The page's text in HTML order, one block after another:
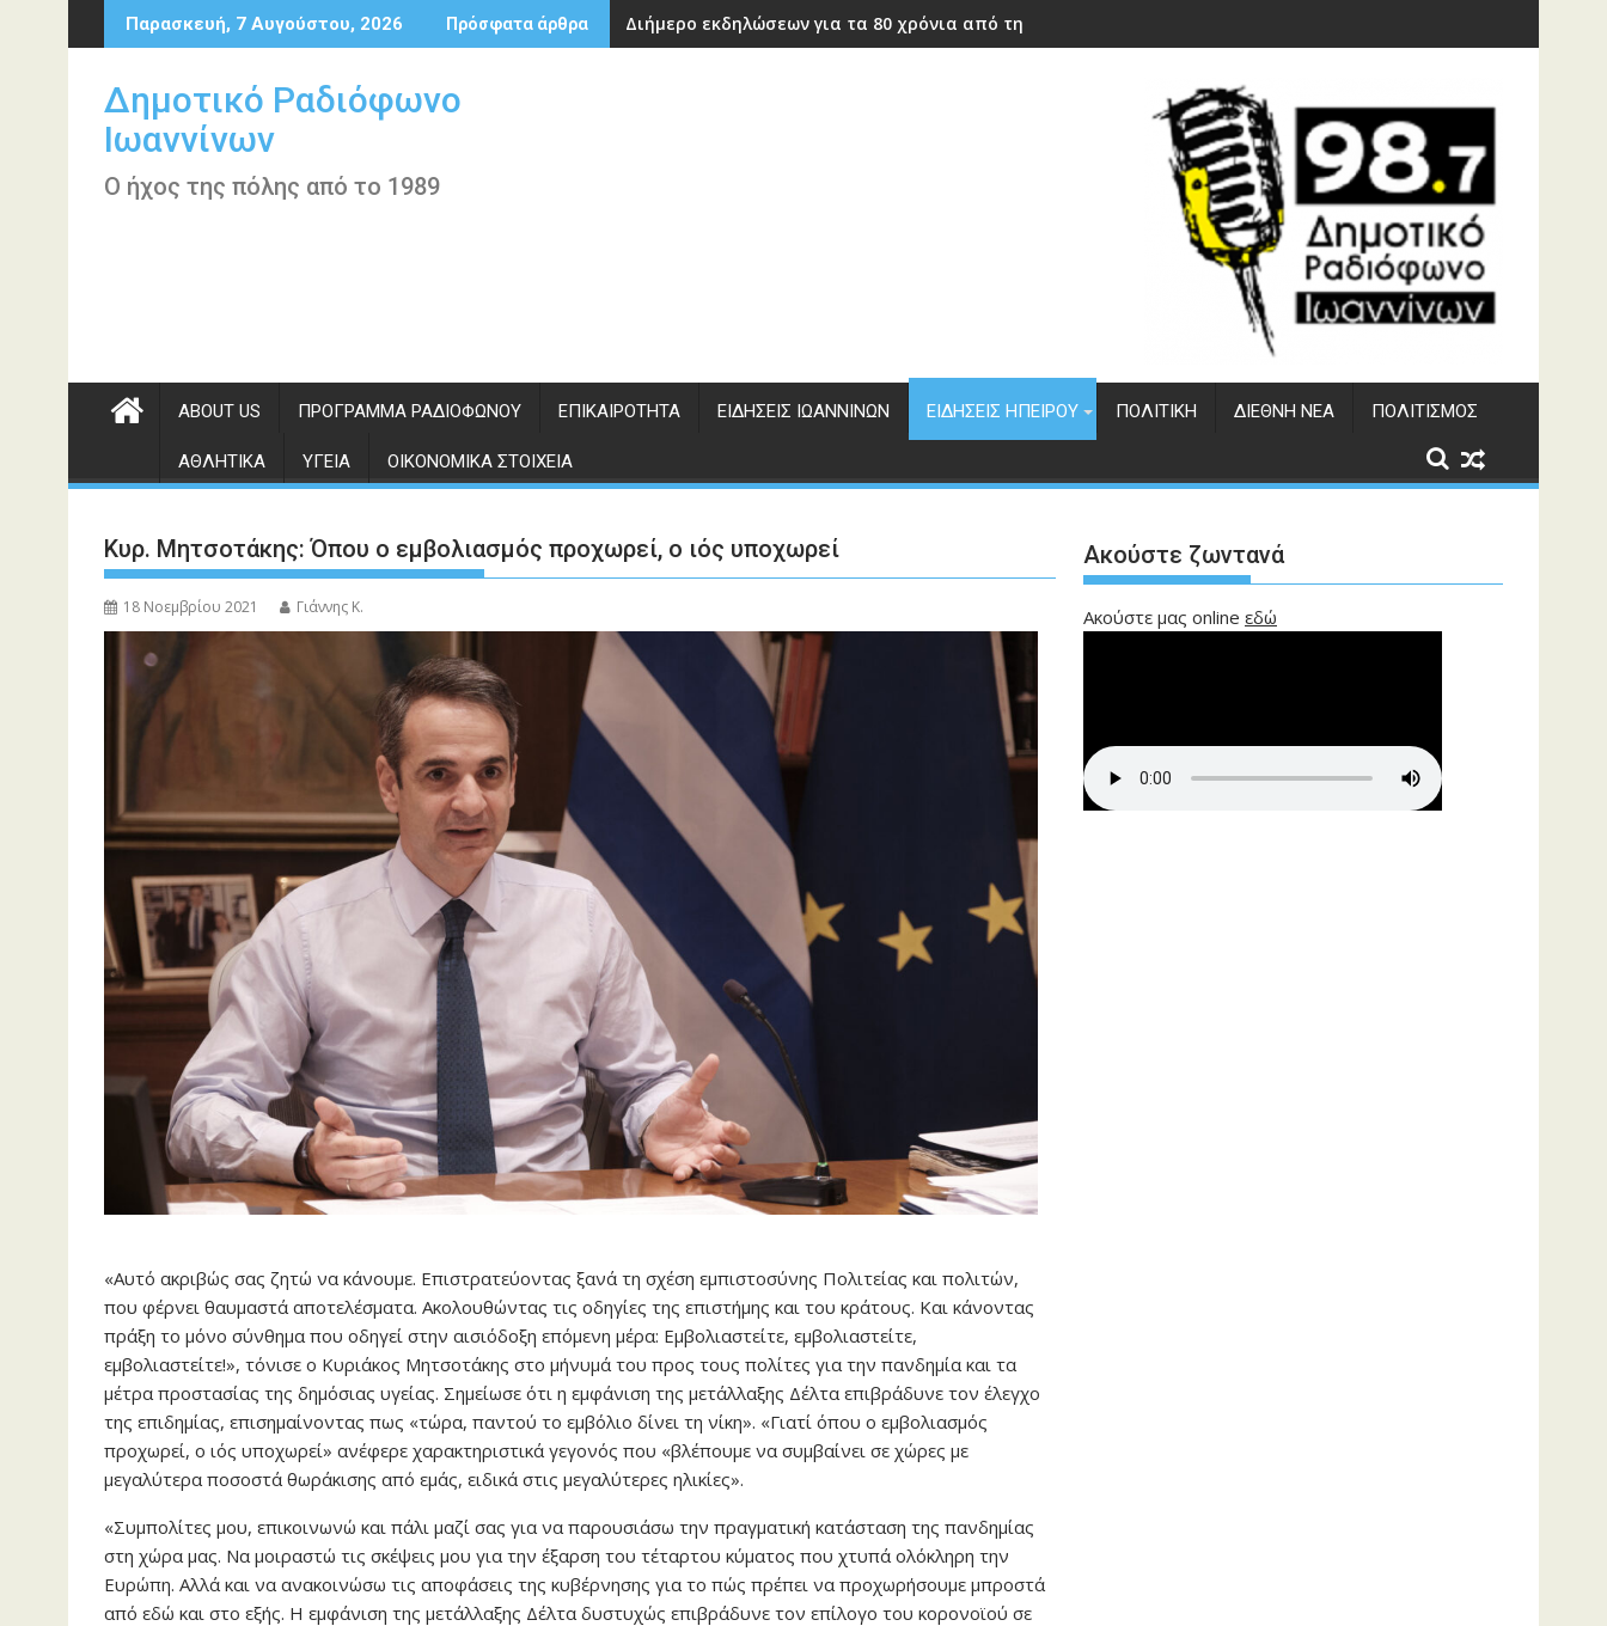
Περάστε
στο
Παρασκευή, 7 Αυγούστου, 2026 Πρόσφατα άρθρα Διήμερο εκδηλώσεων για τα 80 χρόνια από την ίδρυση του ΔΣΕ
Δημοτικό Ραδιόφωνο
Ιωαννίνων
Ο ήχος της πόλης από το 1989
ABOUT US ΠΡΌΓΡΑΜΜΑ ΡΑΔΙΟΦΏΝΟΥ ΕΠΙΚΑΙΡΌΤΗΤΑ ΕΙΔΉΣΕΙΣ ΙΩΑΝΝΊΝΩΝ ΕΙΔΉΣΕΙΣ ΗΠΕΊΡΟΥ ΠΟΛΙΤΙΚΉ ΔΙΕΘΝΉ ΝΈΑ ΠΟΛΙΤΙΣΜΌΣ
ΑΘΛΗΤΙΚΆ ΥΓΕΊΑ ΟΙΚΟΝΟΜΙΚΆ ΣΤΟΙΧΕΊΑ
Κυρ. Μητσοτάκης: Όπου ο εμβολιασμός προχωρεί, ο ιός υποχωρεί
18 Νοεμβρίου 2021 Γιάννης Κ.
«Αυτό ακριβώς σας ζητώ να κάνουμε. Επιστρατεύοντας ξανά τη σχέση εμπιστοσύνης Πολιτείας και πολιτών,
που φέρνει θαυμαστά αποτελέσματα. Ακολουθώντας τις οδηγίες της επιστήμης και του κράτους. Και κάνοντας
πράξη το μόνο σύνθημα που οδηγεί στην αισιόδοξη επόμενη μέρα: Εμβολιαστείτε, εμβολιαστείτε,
εμβολιαστείτε!», τόνισε ο Κυριάκος Μητσοτάκης στο μήνυμά του προς τους πολίτες για την πανδημία και τα
μέτρα προστασίας της δημόσιας υγείας. Σημείωσε ότι η εμφάνιση της μετάλλαξης Δέλτα επιβράδυνε τον έλεγχο
της επιδημίας, επισημαίνοντας πως «τώρα, παντού το εμβόλιο δίνει τη νίκη». «Γιατί όπου ο εμβολιασμός
προχωρεί, ο ιός υποχωρεί» ανέφερε χαρακτηριστικά γεγονός που «βλέπουμε να συμβαίνει σε χώρες με
μεγαλύτερα ποσοστά θωράκισης από εμάς, ειδικά στις μεγαλύτερες ηλικίες».
«Συμπολίτες μου, επικοινωνώ και πάλι μαζί σας για να παρουσιάσω την πραγματική κατάσταση της πανδημίας
στη χώρα μας. Να μοιραστώ τις σκέψεις μου για την έξαρση του τέταρτου κύματος που χτυπά ολόκληρη την
Ευρώπη. Αλλά και να ανακοινώσω τις αποφάσεις της κυβέρνησης για το πώς πρέπει να προχωρήσουμε μπροστά
από εδώ και στο εξής. Η εμφάνιση της μετάλλαξης Δέλτα δυστυχώς επιβράδυνε τον επίλογο του κορονοϊού σε
Ακούστε ζωντανά
Ακούστε μας online εδώ